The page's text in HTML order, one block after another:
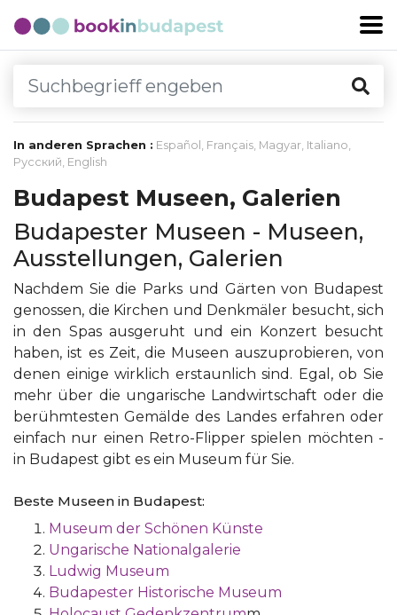
In anderen Sprachen : Español , Français, Magyar, Italiano,
Русский, English
Budapest Museen, Galerien
Budapester Museen - Museen,
Ausstellungen, Galerien
Nachdem Sie die Parks und Gärten von Budapest
genossen, die Kirchen und Denkmäler besucht, sich
in den Spas ausgeruht und ein Konzert besucht
haben, ist es Zeit, die Museen auszuprobieren, von
denen einige wirklich erstaunlich sind. Egal, ob Sie
mehr über die ungarische Landwirtschaft oder die
berühmtesten Gemälde des Landes erfahren oder
einfach nur einen Retro-Flipper spielen möchten -
in Budapest gibt es ein Museum für Sie.
Beste Museen in Budapest:
Museum der Schönen Künste
Ungarische Nationalgalerie
Ludwig Museum
Budapester Historische Museum